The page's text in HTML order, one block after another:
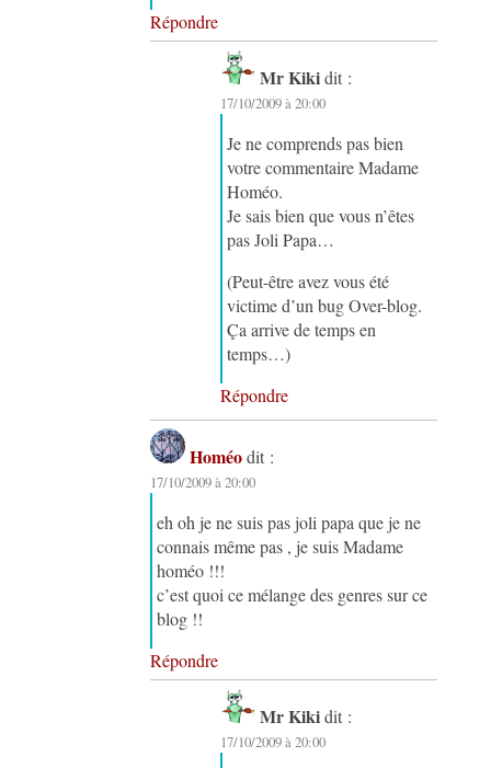
Répondre
Mr Kiki dit :
17/10/2009 à 20:00
Je ne comprends pas bien
votre commentaire Madame
Homéo.
Je sais bien que vous n’êtes
pas Joli Papa…
(Peut-être avez vous été
victime d’un bug Over-blog.
Ça arrive de temps en
temps…)
Répondre
Homéo dit :
17/10/2009 à 20:00
eh oh je ne suis pas joli papa que je ne
connais même pas , je suis Madame
homéo !!!
c’est quoi ce mélange des genres sur ce
blog !!
Répondre
Mr Kiki dit :
17/10/2009 à 20:00